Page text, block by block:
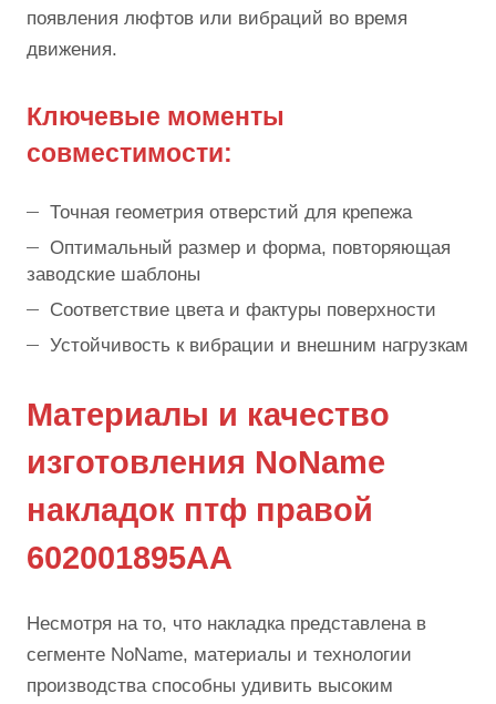
появления люфтов или вибраций во время
движения.
Ключевые моменты
совместимости:
Точная геометрия отверстий для крепежа
Оптимальный размер и форма, повторяющая
заводские шаблоны
Соответствие цвета и фактуры поверхности
Устойчивость к вибрации и внешним нагрузкам
Материалы и качество
изготовления NoName
накладок птф правой
602001895AA
Несмотря на то, что накладка представлена в
сегменте NoName, материалы и технологии
производства способны удивить высоким